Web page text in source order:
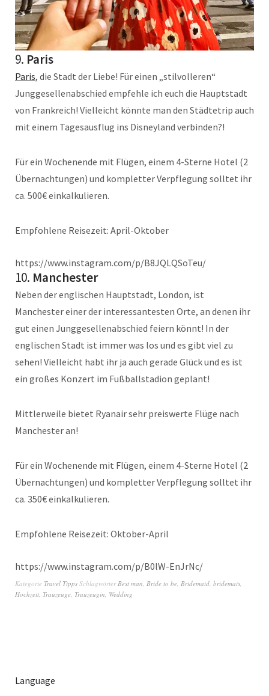
9. Paris
Paris, die Stadt der Liebe! Für einen „stilvolleren“
Junggesellenabschied empfehle ich euch die Hauptstadt
von Frankreich! Vielleicht könnte man den Städtetrip auch
mit einem Tagesausflug ins Disneyland verbinden?!
Für ein Wochenende mit Flügen, einem 4-Sterne Hotel (2
Übernachtungen) und kompletter Verpflegung solltet ihr
ca. 500€ einkalkulieren.
Empfohlene Reisezeit: April-Oktober
https://www.instagram.com/p/B8JQLQSoTeu/
10. Manchester
Neben der englischen Hauptstadt, London, ist
Manchester einer der interessantesten Orte, an denen ihr
gut einen Junggesellenabschied feiern könnt! In der
englischen Stadt ist immer was los und es gibt viel zu
sehen! Vielleicht habt ihr ja auch gerade Glück und es ist
ein großes Konzert im Fußballstadion geplant!
Mittlerweile bietet Ryanair sehr preiswerte Flüge nach
Manchester an!
Für ein Wochenende mit Flügen, einem 4-Sterne Hotel (2
Übernachtungen) und kompletter Verpflegung solltet ihr
ca. 350€ einkalkulieren.
Empfohlene Reisezeit: Oktober-April
https://www.instagram.com/p/B0lW-EnJrNc/
Kategorie Travel Tipps SchlagwörterBest man, Bride to be, Bridemaid, bridemais,
Hochzeit, Trauzeuge, Trauzeugin, Wedding
Language